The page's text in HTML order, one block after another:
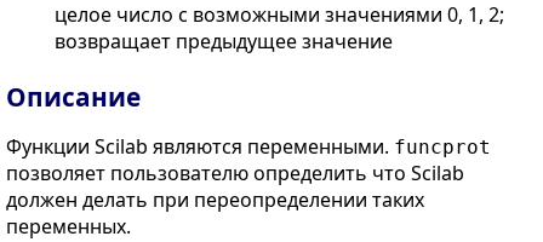
целое число с возможными значениями 0, 1, 2;
возвращает предыдущее значение
Описание
Функции Scilab являются переменными. funcprot
позволяет пользователю определить что Scilab
должен делать при переопределении таких
переменных.